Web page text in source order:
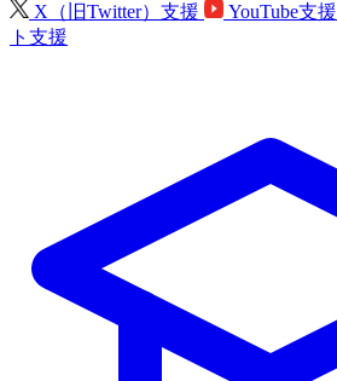
X（旧Twitter）支援
YouTube支援
ト支援